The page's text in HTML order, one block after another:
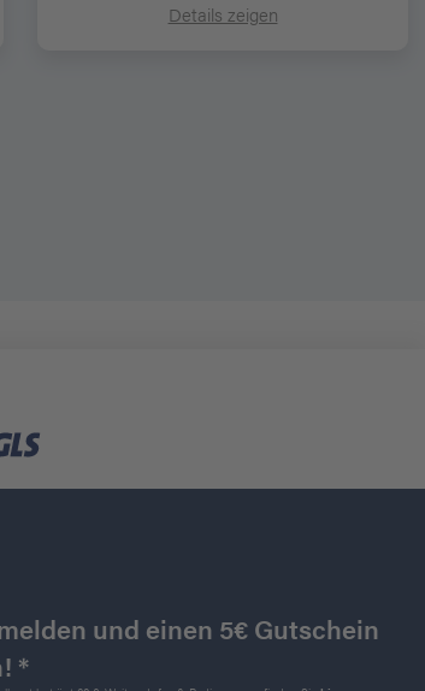
Details zeigen
und einen 5€ Gutschein
*